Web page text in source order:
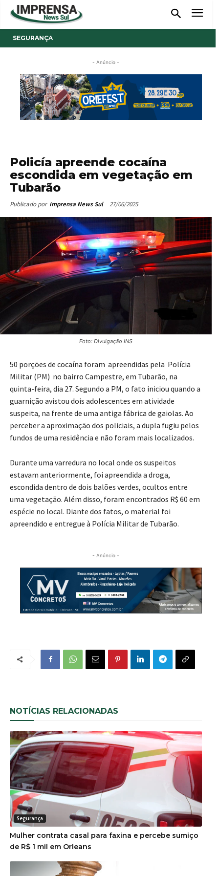
SEGURANÇA
- Anúncio -
Policía apreende cocaína
escondida em vegetação em
Tubarão
Publicado por Imprensa News Sul 27/06/2025
Foto: Divulgação INS
50 porções de cocaína foram apreendidas pela Polícia
Militar (PM) no bairro Campestre, em Tubarão, na
quinta-feira, dia 27. Segundo a PM, o fato iniciou quando a
guarnição avistou dois adolescentes em atividade
suspeita, na frente de uma antiga fábrica de gaiolas. Ao
perceber a aproximação dos policiais, a dupla fugiu pelos
fundos de uma residência e não foram mais localizados.
Durante uma varredura no local onde os suspeitos
estavam anteriormente, foi apreendida a droga,
escondida dentro de dois balões verdes, ocultos entre
uma vegetação. Além disso, foram encontrados R$ 60 em
espécie no local. Diante dos fatos, o material foi
apreendido e entregue à Polícia Militar de Tubarão.
- Anúncio -
NOTÍCIAS RELACIONADAS
Segurança
Mulher contrata casal para faxina e percebe sumiço
de R$ 1 mil em Orleans